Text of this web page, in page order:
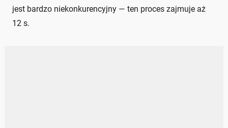
jest bardzo niekonkurencyjny — ten proces zajmuje aż
12 s.